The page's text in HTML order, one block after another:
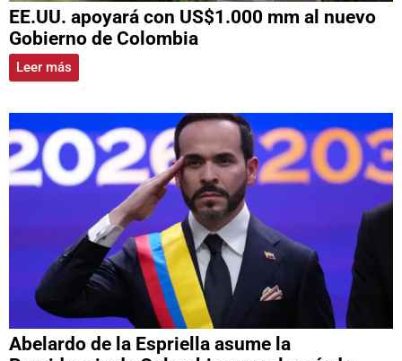
EE.UU. apoyará con US$1.000 mm al nuevo
Gobierno de Colombia
Leer más
Abelardo de la Espriella asume la